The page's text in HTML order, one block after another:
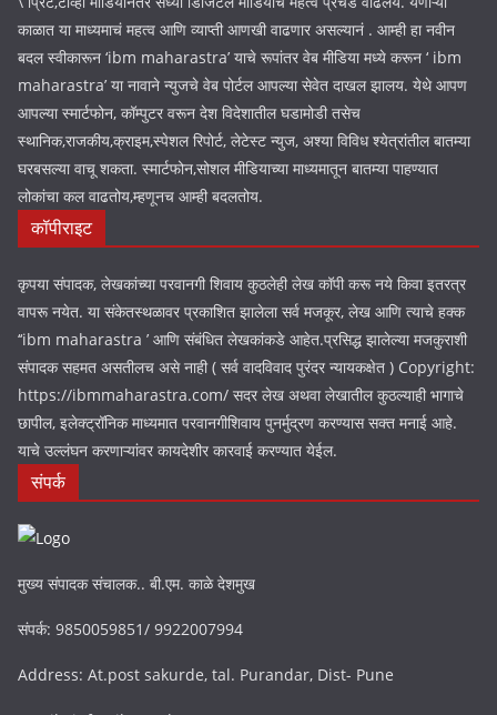
काळात या माध्यमाचं महत्व आणि व्याप्ती आणखी वाढणार असल्यानं . आम्ही हा नवीन
बदल स्वीकारून ‘ibm maharastra’ याचे रूपांतर वेब मीडिया मध्ये करून ‘ ibm
maharastra’ या नावाने न्युजचे वेब पोर्टल आपल्या सेवेत दाखल झालय. येथे आपण
आपल्या स्मार्टफोन, कॉम्पुटर वरून देश विदेशातील घडामोडी तसेच
स्थानिक,राजकीय,क्राइम,स्पेशल रिपोर्ट, लेटेस्ट न्युज, अश्या विविध श्येत्रांतील बातम्या
घरबसल्या वाचू शकता. स्मार्टफोन,सोशल मीडियाच्या माध्यमातून बातम्या पाहण्यात
लोकांचा कल वाढतोय,म्हणूनच आम्ही बदलतोय.
कॉपीराइट
कृपया संपादक, लेखकांच्या परवानगी शिवाय कुठलेही लेख कॉपी करू नये किवा इतरत्र
वापरू नयेत. या संकेतस्थळावर प्रकाशित झालेला सर्व मजकूर, लेख आणि त्याचे हक्क
‘‘ibm maharastra ’ आणि संबंधित लेखकांकडे आहेत.प्रसिद्ध झालेल्या मजकुराशी
संपादक सहमत असतीलच असे नाही ( सर्व वादविवाद पुरंदर न्यायकक्षेत ) Copyright:
https://ibmmaharastra.com/ सदर लेख अथवा लेखातील कुठल्याही भागाचे
छापील, इलेक्ट्रॉनिक माध्यमात परवानगीशिवाय पुनर्मुद्रण करण्यास सक्त मनाई आहे.
याचे उल्लंघन करणाऱ्यांवर कायदेशीर कारवाई करण्यात येईल.
संपर्क
मुख्य संपादक संचालक.. बी.एम. काळे देशमुख
संपर्क: 9850059851/ 9922007994
Address: At.post sakurde, tal. Purandar, Dist- Pune